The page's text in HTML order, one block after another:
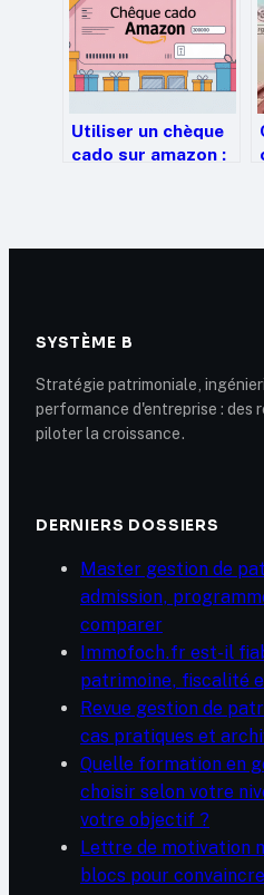
Utiliser un chèque
cado sur amazon :
SYSTÈME B
Stratégie patrimoniale,
performance d'entreprise : des
piloter la croissance.
DERNIERS DOSSIERS
Master gestion de
admission,
comparer
Immofoch.fr est-il
patrimoine, fiscalité
Revue gestion de
cas pratiques et
Quelle formation en
choisir selon votre
votre objectif ?
Lettre de motivation
blocs pour